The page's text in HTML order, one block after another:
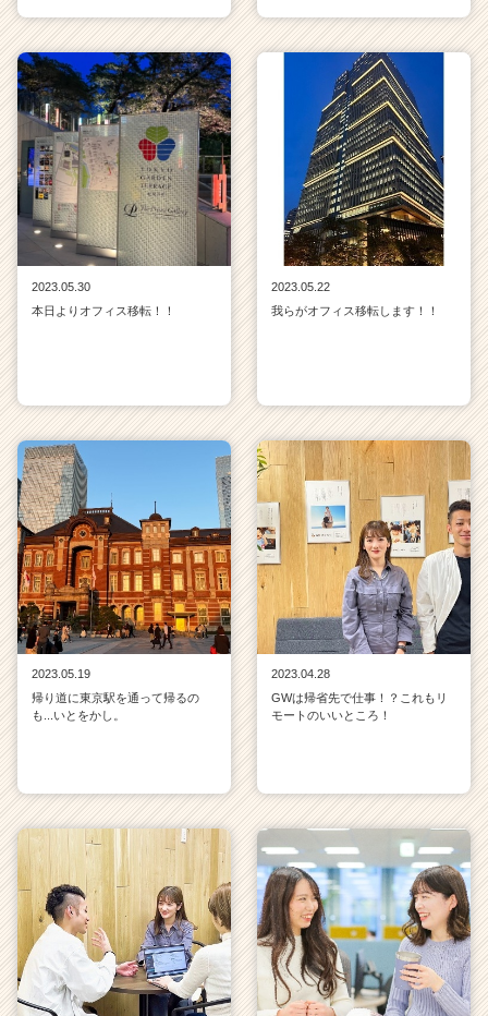
2023.05.30
本日よりオフィス移転！！
2023.05.22
我らがオフィス移転します！！
2023.05.19
帰り道に東京駅を通って帰るの
も...いとをかし。
2023.04.28
GWは帰省先で仕事！？これもリ
モートのいいところ！